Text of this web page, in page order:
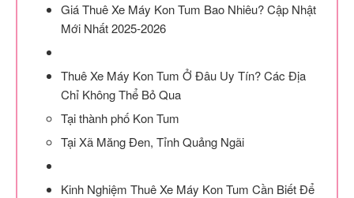
Giá Thuê Xe Máy Kon Tum Bao Nhiêu? Cập Nhật
Mới Nhất 2025-2026
Thuê Xe Máy Kon Tum Ở Đâu Uy Tín? Các Địa
Chỉ Không Thể Bỏ Qua
Tại thành phố Kon Tum
Tại Xã Măng Đen, Tỉnh Quảng Ngãi
Kinh Nghiệm Thuê Xe Máy Kon Tum Cần Biết Để